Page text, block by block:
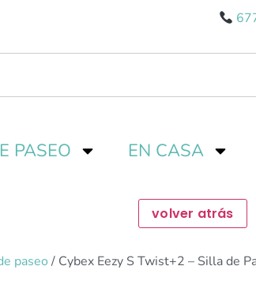
PASEO EN CASA
paseo / Cybex Eezy S Twist+2 – Silla de